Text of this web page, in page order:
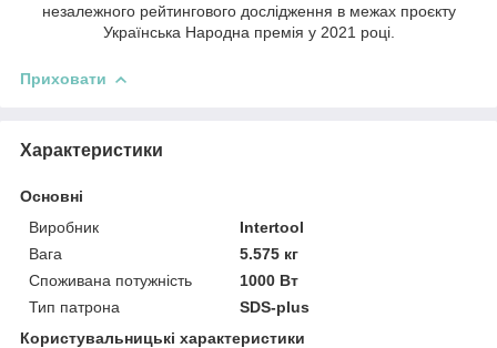
незалежного рейтингового дослідження в межах проєкту
Українська Народна премія у 2021 році.
Приховати
Характеристики
Основні
Виробник
Intertool
Вага
5.575 кг
Споживана потужність
1000 Вт
Тип патрона
SDS-plus
Користувальницькі характеристики